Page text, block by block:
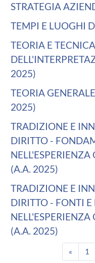
STRATEGIA
TEMPI E LUOGHI
TEORIA E TECNICA
2025)
TEORIA
2025)
TRADIZIONE E
DIRITTO -
(A.A. 2025)
TRADIZIONE E
DIRITTO - FONTI
(A.A. 2025)
«Pagina
1